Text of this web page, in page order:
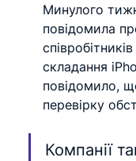
Минулого
повідомила
складання
повідомило,
перевірку
Компанії